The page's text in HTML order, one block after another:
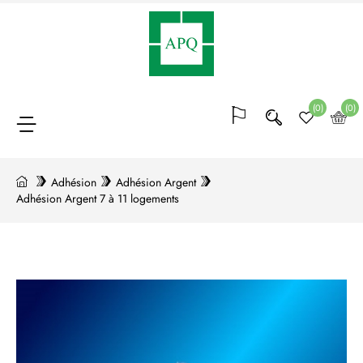
de
points
(0) (0)
Adhésion
Adhésion Argent
Adhésion Argent 7 à 11 logements